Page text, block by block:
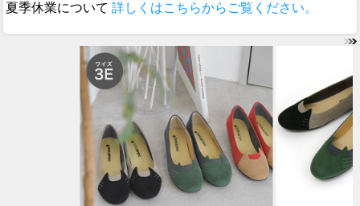
夏季休業について 詳しくはこちらからご覧ください。